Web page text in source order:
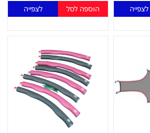
לצפייה הוספה לסל לצפייה